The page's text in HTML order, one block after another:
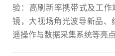
验：高刷新率携带式及工作
镜，大视场角光波导新品、
遥操作与数据采集系统等亮点